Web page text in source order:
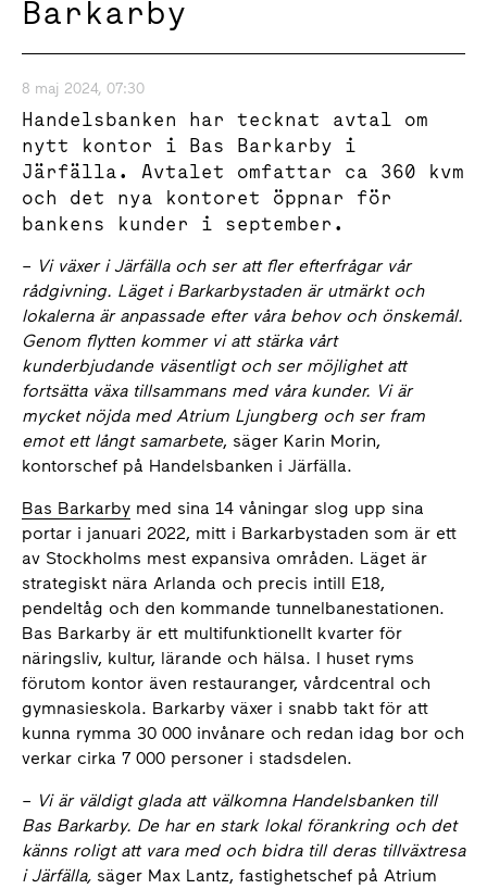
Barkarby
8 maj 2024, 07:30
Handelsbanken har tecknat avtal om
nytt kontor i Bas Barkarby i
Järfälla. Avtalet omfattar ca 360 kvm
och det nya kontoret öppnar för
bankens kunder i september.
– Vi växer i Järfälla och ser att fler efterfrågar vår
rådgivning. Läget i Barkarbystaden är utmärkt och
lokalerna är anpassade efter våra behov och önskemål.
Genom flytten kommer vi att stärka vårt
kunderbjudande väsentligt och ser möjlighet att
fortsätta växa tillsammans med våra kunder. Vi är
mycket nöjda med Atrium Ljungberg och ser fram
emot ett långt samarbete, säger Karin Morin,
kontorschef på Handelsbanken i Järfälla.
Bas Barkarby med sina 14 våningar slog upp sina
portar i januari 2022, mitt i Barkarbystaden som är ett
av Stockholms mest expansiva områden. Läget är
strategiskt nära Arlanda och precis intill E18,
pendeltåg och den kommande tunnelbanestationen.
Bas Barkarby är ett multifunktionellt kvarter för
näringsliv, kultur, lärande och hälsa. I huset ryms
förutom kontor även restauranger, vårdcentral och
gymnasieskola. Barkarby växer i snabb takt för att
kunna rymma 30 000 invånare och redan idag bor och
verkar cirka 7 000 personer i stadsdelen.
– Vi är väldigt glada att välkomna Handelsbanken till
Bas Barkarby. De har en stark lokal förankring och det
känns roligt att vara med och bidra till deras tillväxtresa
i Järfälla, säger Max Lantz, fastighetschef på Atrium